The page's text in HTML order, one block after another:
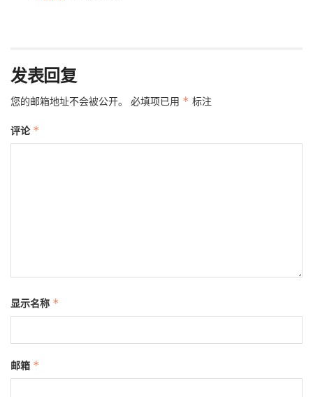
发表回复
您的邮箱地址不会被公开。 必填项已用 * 标注
评论 *
显示名称 *
邮箱 *